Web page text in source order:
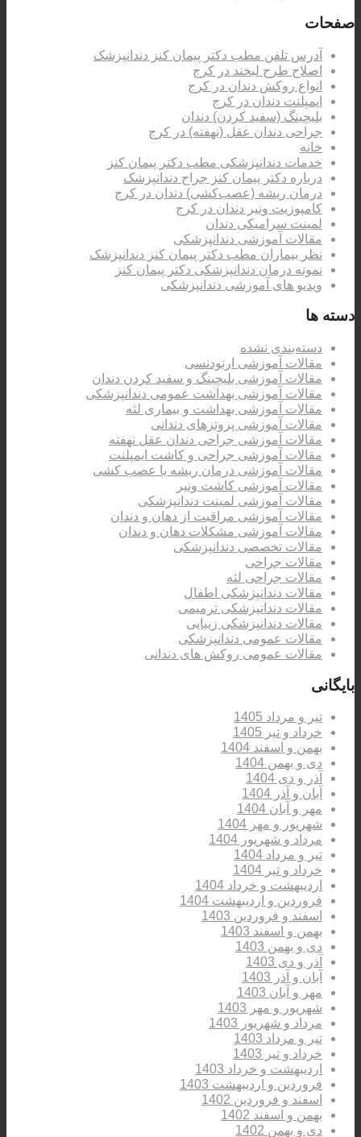
صفحات
آدرس تلفن مطب دکتر پیمان کنز دندانپزشک
اصلاح طرح لبخند در کرج
انواع روکش دندان در کرج
ایمپلنت دندان در کرج
بلیچینگ (سفید کردن) دندان
جراحی دندان عقل (نهفته) در کرج
خانه
خدمات دندانپزشکی مطب دکتر پیمان کنز
درباره دکتر پیمان کنز جراح دندانپزشک
درمان ریشه (عصب‌کشی) دندان در کرج
کامپوزیت ونیر دندان در کرج
لمینت سرامیکی دندان
مقالات آموزشی دندانپزشکی
نظر بیماران مطب دکتر پیمان کنز دندانپزشک
نمونه درمان دندانپزشکی دکتر پیمان کنز
ویدیو های آموزشی دندانپزشکی
دسته ها
دسته‌بندی نشده
مقالات آموزشی ارتودنسی
مقالات آموزشی بلیچینگ و سفید کردن دندان
مقالات آموزشی بهداشت عمومی دندانپزشکی
مقالات آموزشی بهداشت و بیماری لثه
مقالات آموزشی پروتزهای دندانی
مقالات آموزشی جراحی دندان عقل نهفته
مقالات آموزشی جراحی و کاشت ایمپلنت
مقالات آموزشی درمان ریشه یا عصب کشی
مقالات آموزشی کاشت ونیر
مقالات آموزشی لمینت دندانپزشکی
مقالات آموزشی مراقبت از دهان و دندان
مقالات آموزشی مشکلات دهان و دندان
مقالات تخصصی دندانپزشکی
مقالات جراحی
مقالات جراحی لثه
مقالات دندانپزشکی اطفال
مقالات دندانپزشکی ترمیمی
مقالات دندانپزشکی زیبایی
مقالات عمومی دندانپزشکی
مقالات عمومی روکش های دندانی
بایگانی
تیر و مرداد 1405
خرداد و تیر 1405
بهمن و اسفند 1404
دی و بهمن 1404
آذر و دی 1404
آبان و آذر 1404
مهر و آبان 1404
شهریور و مهر 1404
مرداد و شهریور 1404
تیر و مرداد 1404
خرداد و تیر 1404
اردیبهشت و خرداد 1404
فروردین و اردیبهشت 1404
اسفند و فروردین 1403
بهمن و اسفند 1403
دی و بهمن 1403
آذر و دی 1403
آبان و آذر 1403
مهر و آبان 1403
شهریور و مهر 1403
مرداد و شهریور 1403
تیر و مرداد 1403
خرداد و تیر 1403
اردیبهشت و خرداد 1403
فروردین و اردیبهشت 1403
اسفند و فروردین 1402
بهمن و اسفند 1402
دی و بهمن 1402